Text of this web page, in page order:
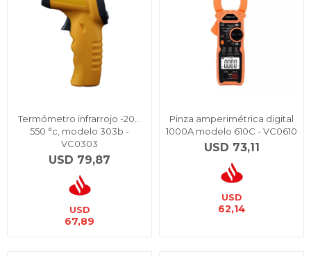
Termómetro infrarrojo -20…
550 °c, modelo 303b -
VC0303
USD 79,87
USD
67,89
Pinza amperimétrica digital
1000A modelo 610C - VC0610
USD 73,11
USD
62,14